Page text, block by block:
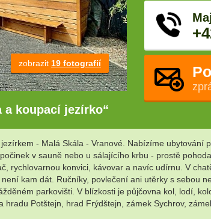
zobrazit 19 fotografií
a koupací jezírko“
- Malá Skála - Vranové. Nabízíme
v sauně nebo u sálajícího krbu - prostě
rychlovarnou konvici, kávovar a navíc udírnu. V
kam dát. Ručníky, povlečení ani utěrky s sebou
parkovišti. V blízkosti je půjčovna kol, lodí,
Potštejn, hrad Frýdštejn, zámek Sychrov,